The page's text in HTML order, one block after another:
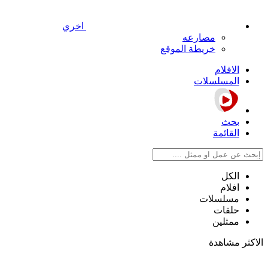
اخري
مصارعه
خريطة الموقع
الافلام
المسلسلات
بحث
القائمة
الكل
افلام
مسلسلات
حلقات
ممثلين
الاكثر مشاهدة